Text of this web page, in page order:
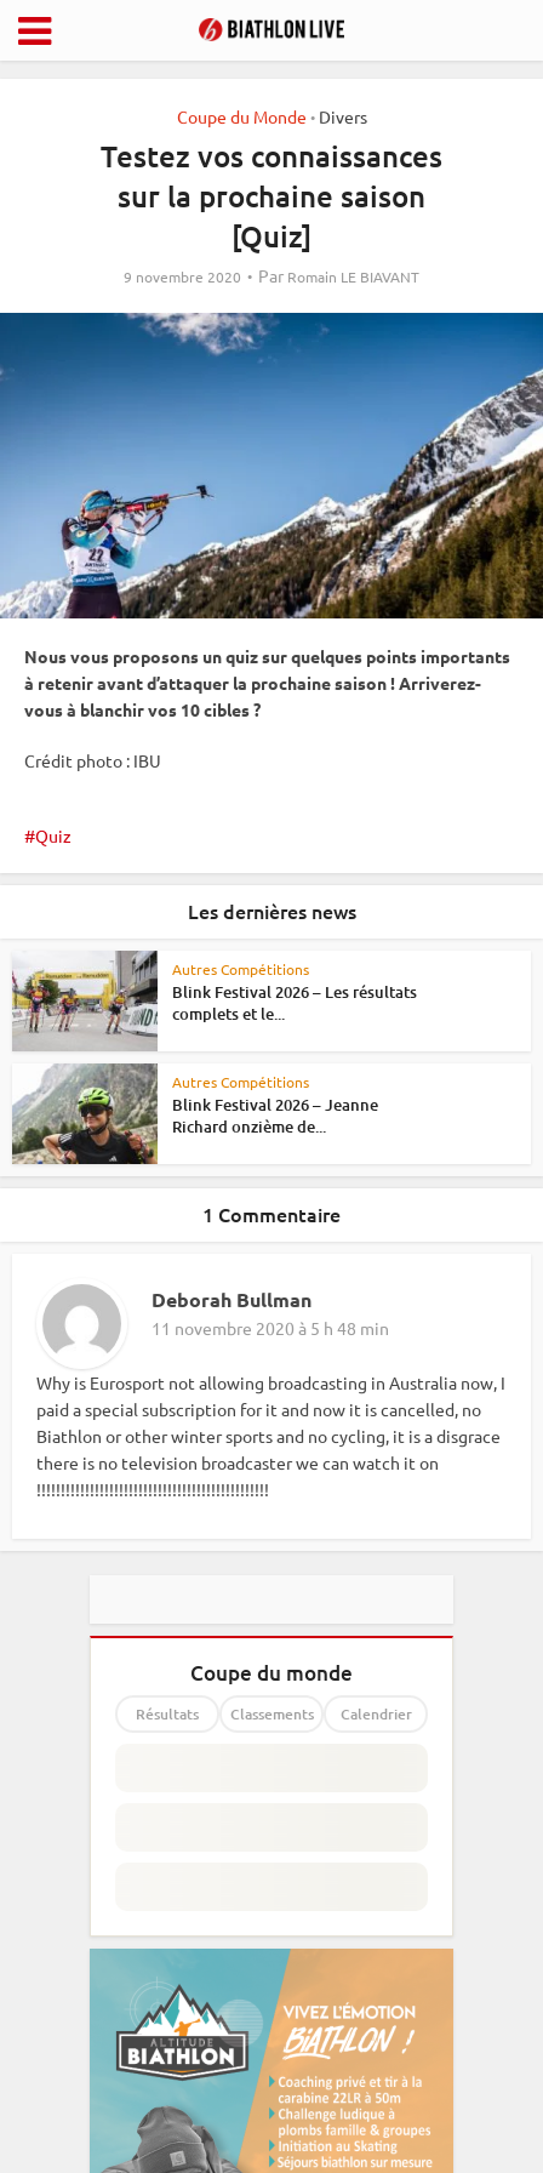
Coupe du Monde • Divers
Testez vos connaissances
sur la prochaine saison
[Quiz]
9 novembre 2020 Par Romain LE BIAVANT
Nous vous proposons un quiz sur quelques points importants
à retenir avant d’attaquer la prochaine saison ! Arriverez-
vous à blanchir vos 10 cibles ?
Crédit photo : IBU
Quiz
Les dernières news
Autres Compétitions
Blink Festival 2026 – Les résultats
complets et le...
Autres Compétitions
Blink Festival 2026 – Jeanne
Richard onzième de...
1 Commentaire
Deborah Bullman
11 novembre 2020 à 5 h 48 min
Why is Eurosport not allowing broadcasting in Australia now, I
paid a special subscription for it and now it is cancelled, no
Biathlon or other winter sports and no cycling, it is a disgrace
there is no television broadcaster we can watch it on
!!!!!!!!!!!!!!!!!!!!!!!!!!!!!!!!!!!!!!!!!!!!!!!!
Coupe du monde
Résultats Classements Calendrier